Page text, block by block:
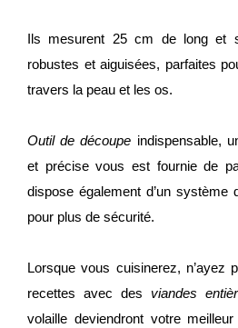
Ils mesurent 25 cm de long et
robustes et aiguisées, parfaites
travers la peau et les os.
Outil de découpe indispensable,
et précise vous est fournie de
dispose également d’un système
pour plus de sécurité.
Lorsque vous cuisinerez, n’ayez
recettes avec des viandes
volaille deviendront votre